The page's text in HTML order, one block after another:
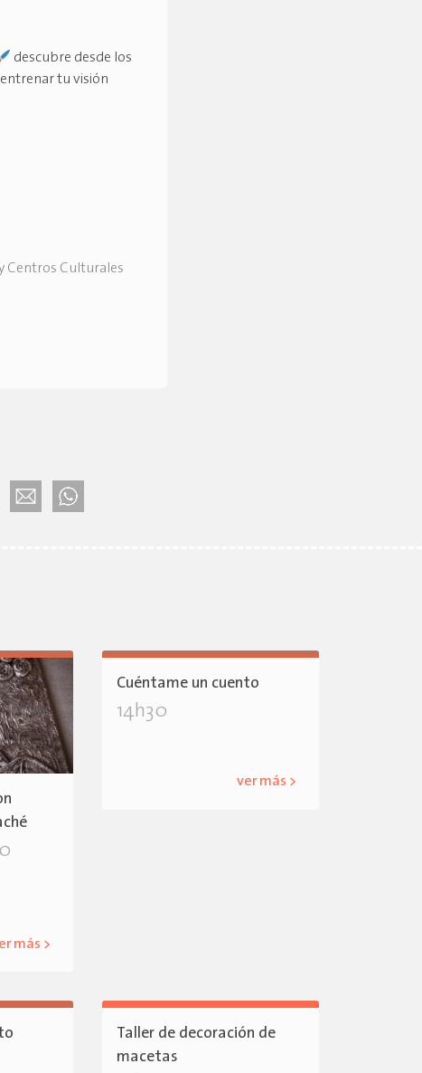
descubre desde los
tu visión
Centros Culturales
más >
Cuéntame un cuento
14h30
ver más >
Taller de decoración de
macetas